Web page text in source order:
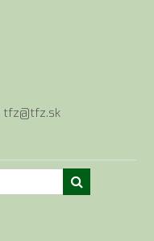
tfz@tfz.sk